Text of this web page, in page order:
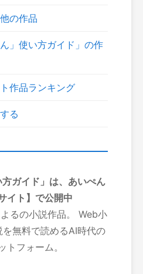
の作品
」使い方ガイド」の作
作品ランキング
る
方ガイド」は、あいぺん
イト】で公開中
るの小説作品。 Web小
無料で読めるAI時代の
トフォーム。